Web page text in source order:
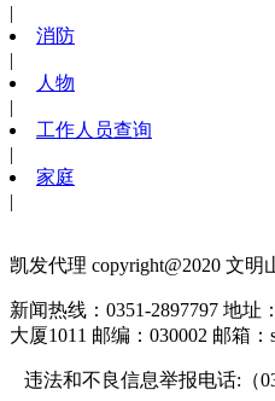
|
消防
|
人物
|
工作人员查询
|
家庭
|
凯发代理 copyright@2020 文明
新闻热线：0351-2897797 地址
大厦1011 邮编：030002 邮箱：
违法和不良信息举报电话:（